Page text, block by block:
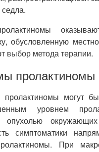
седла.
обусловленную
выбор метода терапии.
пролактиномы
пролактиномы могут
уровнем
опухолью
симптоматики
При